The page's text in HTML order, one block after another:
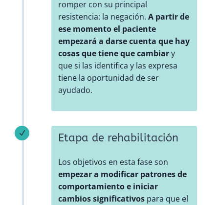
romper con su principal
resistencia: la negación. A partir de
ese momento el paciente
empezará a darse cuenta que hay
cosas que tiene que cambiary
que si las identifica y las expresa
tiene la oportunidad de ser
ayudado.
N Etapa de rehabilitación
Los objetivos en esta fase son
empezar a modificar patrones de
comportamiento e iniciar
cambios significativospara que el